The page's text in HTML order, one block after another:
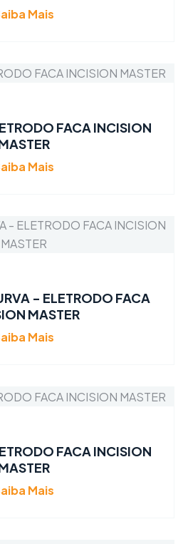
Mais
FACA INCISION
Mais
- ELETRODO FACA
MASTER
Mais
FACA INCISION
Mais